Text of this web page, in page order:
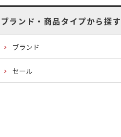
ブランド・商品タイプから探す
ブランド
セール